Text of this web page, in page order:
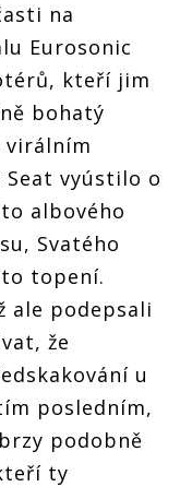
na
Eurosonic
kteří jim
bohatý
virálním
vyústilo o
albového
Svatého
topení.
ale podepsali
že
u
posledním,
podobně
ty